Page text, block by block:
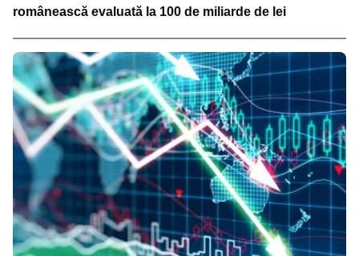
românească evaluată la 100 de miliarde de lei